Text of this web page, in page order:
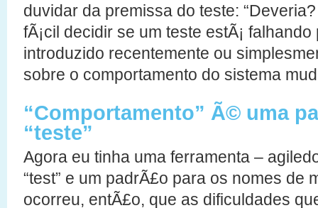
duvidar da premissa do teste:
fÃ¡cil decidir se um teste estÃ¡
introduzido recentemente ou
sobre o comportamento do sistema
“Comportamento” Ã© uma
“teste”
Agora eu tinha uma ferramenta –
“test” e um padrÃ£o para os nomes de
ocorreu, entÃ£o, que as dificuldades